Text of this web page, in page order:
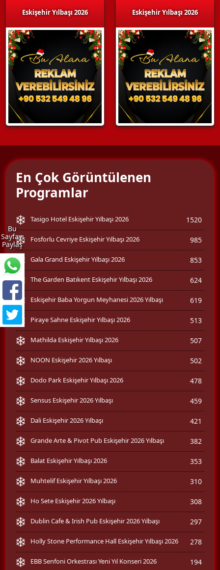
Eskişehir Yılbaşı 2026 Eskişehir Yılbaşı 2026
Bu
Sayfayı
Paylaş
En Çok Görüntülenen
Programlar
Tasigo Hotel Eskişehir Yılbaşı 2026 1520
Fosforlu Cevriye Eskişehir Yılbaşı 2026 985
Gala Grand Eskişehir Yılbaşı 2026 853
The Garden Batıkent Eskişehir Yılbaşı 2026 624
Eskişehir Baba Yorgun Meyhanesi 2026 Yılbaşı 619
Piraye Sahne Eskişehir Yılbaşı 2026 513
Mathilda Eskişehir Yılbaşı 2026 507
NOON Eskişehir 2026 Yılbaşı 502
Dodo Park Eskişehir Yılbaşı 2026 478
Sensus Eskişehir 2026 Yılbaşı 459
Dali Eskişehir 2026 Yılbaşı 421
Grande Arte & Pivot Pub Eskişehir 2026 Yılbaşı 382
Balat Eskişehir Yılbaşı 2026 353
Muhtelif Eskişehir Yılbaşı 2026 310
Ho Sete Eskişehir 2026 Yılbaşı 308
Dublin Cafe & Irish Pub Eskişehir 2026 Yılbaşı 297
Holly Stone Performance Hall Eskişehir Yılbaşı 2026 278
EBB Senfoni Orkestrası Yeni Yıl Konseri 2026 194